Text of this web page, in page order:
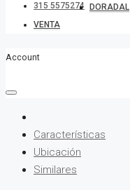
315 5575274
DORADAL
VENTA
Account
Características
Ubicación
Similares